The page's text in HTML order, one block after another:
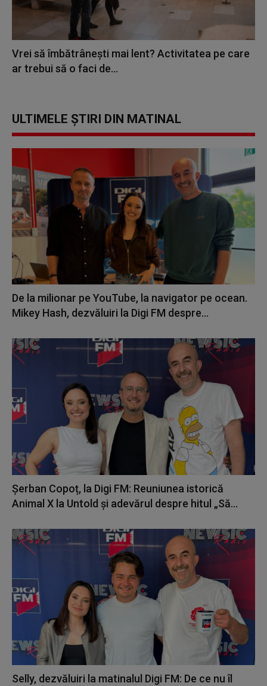
Vrei să îmbătrânești mai lent? Activitatea pe care
ar trebui să o faci de...
ULTIMELE ȘTIRI DIN MATINAL
De la milionar pe YouTube, la navigator pe ocean.
Mikey Hash, dezvăluiri la Digi FM despre...
Șerban Copoț, la Digi FM: Reuniunea istorică
Animal X la Untold și adevărul despre hitul „Să...
Selly, dezvăluiri la matinalul Digi FM: De ce nu îl